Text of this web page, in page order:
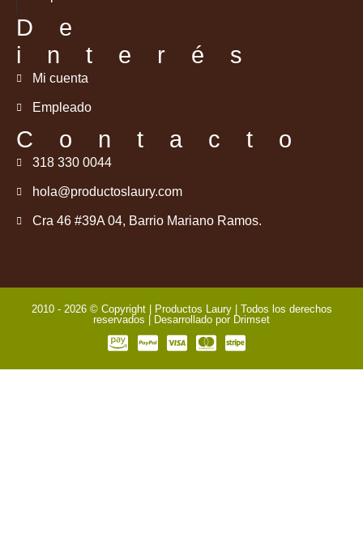
De
interés
Mi cuenta
Empleado
Contacto
318 330 0044
hola@productoslaury.com
Cra 46 #39A 04, Barrio Mariano Ramos.
2010 - 2026 © Copyright | Productos Laury | Todos los derechos
reservados | Desarrollado por Drimset